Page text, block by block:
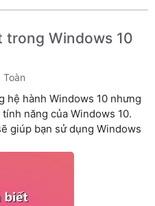
trong Windows 10
Toàn
hệ hành Windows 10 nhưng
năng của Windows 10.
giúp bạn sử dụng Windows